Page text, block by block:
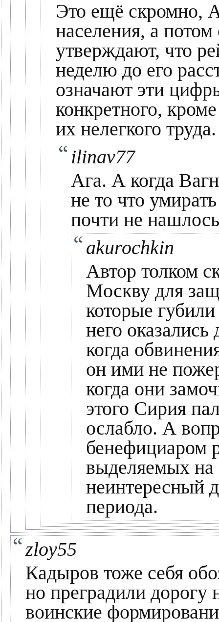
Это ещё скромно,
населения, а
утверждают, что
неделю до его
означают эти
конкретного,
их нелегкого труда.
ilinav77
Ага. А когда
не то что
почти не
akurochkin
Автор толком
Москву для
которые
него
когда
он ими не
когда они
этого Сирия
ослабло. А
бенефициаром
выделяемых на
неинтересный
периода.
zloy55
Кадыров тоже себя
но преградили
воинские